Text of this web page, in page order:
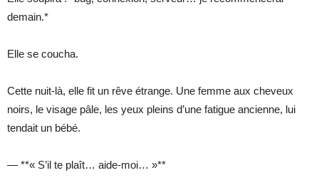
demain.*
Elle se coucha.
Cette nuit-là, elle fit un rêve étrange. Une femme aux cheveux
noirs, le visage pâle, les yeux pleins d’une fatigue ancienne, lui
tendait un bébé.
— **« S’il te plaît… aide-moi… »**